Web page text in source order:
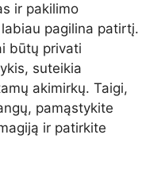
ir pakilimo
pagilina patirtį.
būtų privati
suteikia
akimirkų. Taigi,
pamąstykite
ir patirkite